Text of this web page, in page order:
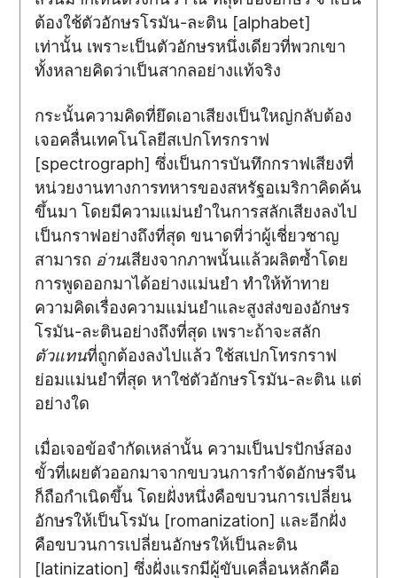
ต้องใช้ตัวอักษรโรมัน-ละติน [alphabet]
เท่านั้น เพราะเป็นตัวอักษรหนึ่งเดียวที่พวกเขา
ทั้งหลายคิดว่าเป็นสากลอย่างแท้จริง
กระนั้นความคิดที่ยึดเอาเสียงเป็นใหญ่กลับต้อง
เจอคลื่นเทคโนโลยีสเปกโทรกราฟ
[spectrograph] ซึ่งเป็นการบันทึกกราฟเสียงที่
หน่วยงานทางการทหารของสหรัฐอเมริกาคิดค้น
ขึ้นมา โดยมีความแม่นยำในการสลักเสียงลงไป
เป็นกราฟอย่างถึงที่สุด ขนาดที่ว่าผู้เชี่ยวชาญ
สามารถ อ่าน​เสียงจากภาพนั้นแล้วผลิตซ้ำโดย
การพูดออกมาได้อย่างแม่นยำ ทำให้ท้าทาย
ความคิดเรื่องความแม่นยำและสูงส่งของอักษร
โรมัน-ละตินอย่างถึงที่สุด เพราะถ้าจะสลัก
ตัวแทนที่ถูกต้องลงไปแล้ว ใช้สเปกโทรกราฟ
ย่อมแม่นยำที่สุด หาใช่ตัวอักษรโรมัน-ละติน แต่
อย่างใด
เมื่อเจอข้อจำกัดเหล่านั้น ความเป็นปรปักษ์สอง
ขั้วที่เผยตัวออกมาจากขบวนการกำจัดอักษรจีน
ก็ถือกำเนิดขึ้น โดยฝั่งหนึ่งคือขบวนการเปลี่ยน
อักษรให้เป็นโรมัน [romanization] และอีกฝั่ง
คือขบวนการเปลี่ยนอักษรให้เป็นละติน
[latinization] ซึ่งฝั่งแรกมีผู้ขับเคลื่อนหลักคือ